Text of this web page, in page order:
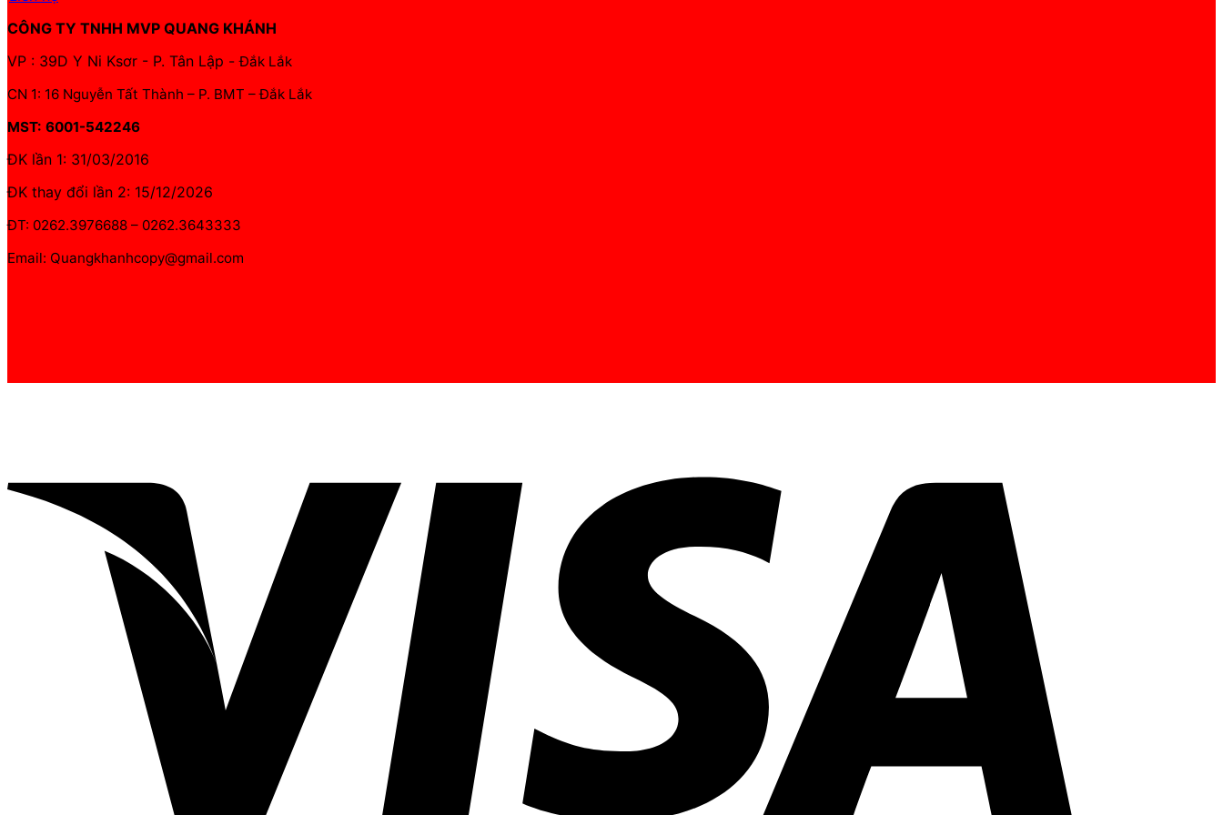
CÔNG TY TNHH MVP QUANG KHÁNH
VP : 39D Y Ni Ksơr - P. Tân Lập -Đắk Lắk
CN 1: 16 Nguyễn Tất Thành – P. BMT – Đắk Lắk
MST: 6001-542246
ĐK lần 1: 31/03/2016
ĐK thay đổi lần 2: 15/12/2026
ĐT: 0262.3976688 – 0262.3643333
Email: Quangkhanhcopy@gmail.com